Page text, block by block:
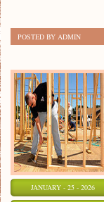
POSTED BY ADMIN
JANUARY - 25 - 2026